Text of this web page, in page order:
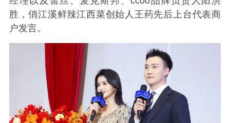
胜，俏江溪鲜辣江西菜创始人王药先后上台代表商
户发言。